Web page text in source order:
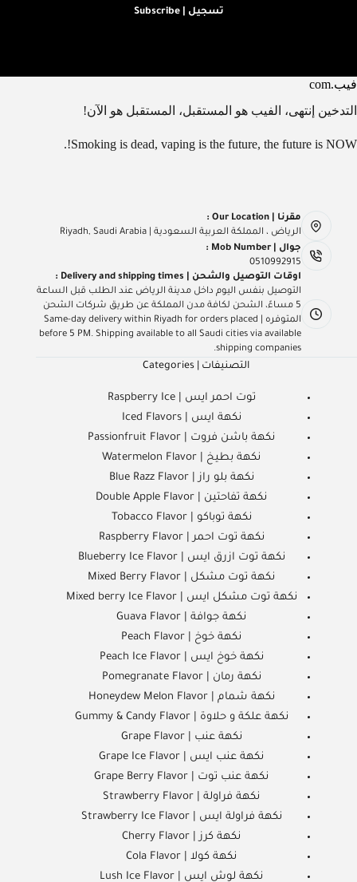
تسجيل | Subscribe
فيب.com
التدخين إنتهى، الفيب هو المستقبل، المستقبل هو الآن!
Smoking is dead, vaping is the future, the future is NOW!.
مقرنا | Our Location :
الرياض ، المملكة العربية السعودية | Riyadh, Saudi Arabia
جوال | Mob Number :
0510992915
اوقات التوصيل والشحن | Delivery and shipping times :
التوصيل بنفس اليوم داخل مدينة الرياض عند الطلب قبل الساعة
5 مساءً، الشحن لكافة مدن المملكة عن طريق شركات الشحن
المتوفره | Same-day delivery within Riyadh for orders placed
before 5 PM. Shipping available to all Saudi cities via available
shipping companies.
التصنيفات | Categories
توت احمر ايس | Raspberry Ice
نكهة ايس | Iced Flavors
نكهة باشن فروت | Passionfruit Flavor
نكهة بطيخ | Watermelon Flavor
نكهة بلو راز | Blue Razz Flavor
نكهة تفاحتين | Double Apple Flavor
نكهة توباكو | Tobacco Flavor
نكهة توت احمر | Raspberry Flavor
نكهة توت ازرق ايس | Blueberry Ice Flavor
نكهة توت مشكل | Mixed Berry Flavor
نكهة توت مشكل ايس | Mixed berry Ice Flavor
نكهة جوافة | Guava Flavor
نكهة خوخ | Peach Flavor
نكهة خوخ ايس | Peach Ice Flavor
نكهة رمان | Pomegranate Flavor
نكهة شمام | Honeydew Melon Flavor
نكهة علكة و حلاوة | Gummy & Candy Flavor
نكهة عنب | Grape Flavor
نكهة عنب ايس | Grape Ice Flavor
نكهة عنب توت | Grape Berry Flavor
نكهة فراولة | Strawberry Flavor
نكهة فراولة ايس | Strawberry Ice Flavor
نكهة كرز | Cherry Flavor
نكهة كولا | Cola Flavor
نكهة لوش ايس | Lush Ice Flavor